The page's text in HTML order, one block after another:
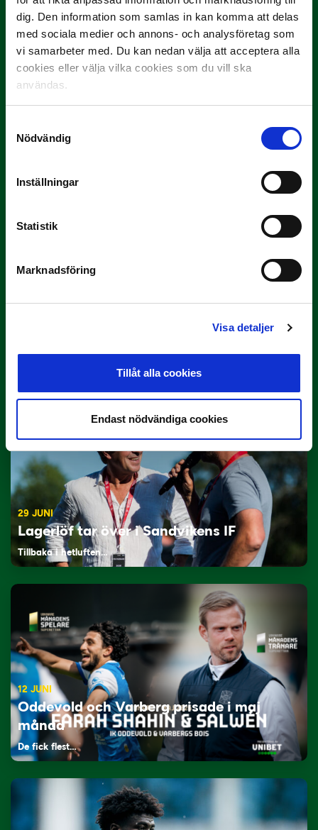
dig. Den information som samlas in kan komma att delas
med sociala medier och annons- och analysföretag som
vi samarbeter med. Du kan nedan välja att acceptera alla
cookies eller välja vilka cookies som du vill ska
användas.
Nödvändig
Inställningar
Statistik
Marknadsföring
Visa detaljer
Tillåt alla cookies
Endast nödvändiga cookies
Rösta på Månadens Spelare i juni
Rösta på Månadens Tränare i juni
Här är de…
29 JUNI
Lagerlöf tar över i Sandvikens IF
Tillbaka i hetluften…
12 JUNI
Oddevold och Varberg prisade i maj
månad
De fick flest…